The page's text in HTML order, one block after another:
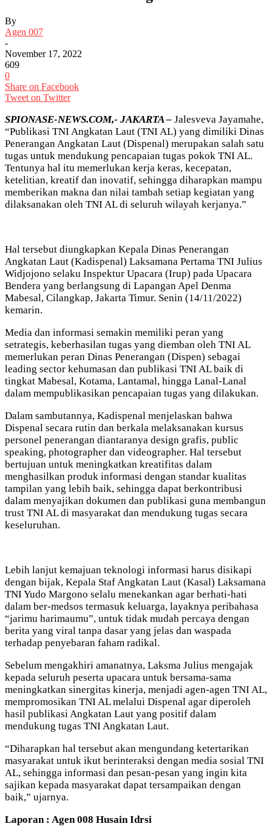
By
Agen 007
-
November 17, 2022
609
0
Share on Facebook
Tweet on Twitter
SPIONASE-NEWS.COM,- JAKARTA – Jalesveva Jayamahe,
“Publikasi TNI Angkatan Laut (TNI AL) yang dimiliki Dinas
Penerangan Angkatan Laut (Dispenal) merupakan salah satu
tugas untuk mendukung pencapaian tugas pokok TNI AL.
Tentunya hal itu memerlukan kerja keras, kecepatan,
ketelitian, kreatif dan inovatif, sehingga diharapkan mampu
memberikan makna dan nilai tambah setiap kegiatan yang
dilaksanakan oleh TNI AL di seluruh wilayah kerjanya.”
Hal tersebut diungkapkan Kepala Dinas Penerangan
Angkatan Laut (Kadispenal) Laksamana Pertama TNI Julius
Widjojono selaku Inspektur Upacara (Irup) pada Upacara
Bendera yang berlangsung di Lapangan Apel Denma
Mabesal, Cilangkap, Jakarta Timur. Senin (14/11/2022)
kemarin.
Media dan informasi semakin memiliki peran yang
setrategis, keberhasilan tugas yang diemban oleh TNI AL
memerlukan peran Dinas Penerangan (Dispen) sebagai
leading sector kehumasan dan publikasi TNI AL baik di
tingkat Mabesal, Kotama, Lantamal, hingga Lanal-Lanal
dalam mempublikasikan pencapaian tugas yang dilakukan.
Dalam sambutannya, Kadispenal menjelaskan bahwa
Dispenal secara rutin dan berkala melaksanakan kursus
personel penerangan diantaranya design grafis, public
speaking, photographer dan videographer. Hal tersebut
bertujuan untuk meningkatkan kreatifitas dalam
menghasilkan produk informasi dengan standar kualitas
tampilan yang lebih baik, sehingga dapat berkontribusi
dalam menyajikan dokumen dan publikasi guna membangun
trust TNI AL di masyarakat dan mendukung tugas secara
keseluruhan.
Lebih lanjut kemajuan teknologi informasi harus disikapi
dengan bijak, Kepala Staf Angkatan Laut (Kasal) Laksamana
TNI Yudo Margono selalu menekankan agar berhati-hati
dalam ber-medsos termasuk keluarga, layaknya peribahasa
“jarimu harimaumu”, untuk tidak mudah percaya dengan
berita yang viral tanpa dasar yang jelas dan waspada
terhadap penyebaran faham radikal.
Sebelum mengakhiri amanatnya, Laksma Julius mengajak
kepada seluruh peserta upacara untuk bersama-sama
meningkatkan sinergitas kinerja, menjadi agen-agen TNI AL,
mempromosikan TNI AL melalui Dispenal agar diperoleh
hasil publikasi Angkatan Laut yang positif dalam
mendukung tugas TNI Angkatan Laut.
“Diharapkan hal tersebut akan mengundang ketertarikan
masyarakat untuk ikut berinteraksi dengan media sosial TNI
AL, sehingga informasi dan pesan-pesan yang ingin kita
sajikan kepada masyarakat dapat tersampaikan dengan
baik,” ujarnya.
Laporan : Agen 008 Husain Idrsi